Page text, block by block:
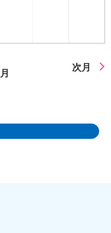
月
次月